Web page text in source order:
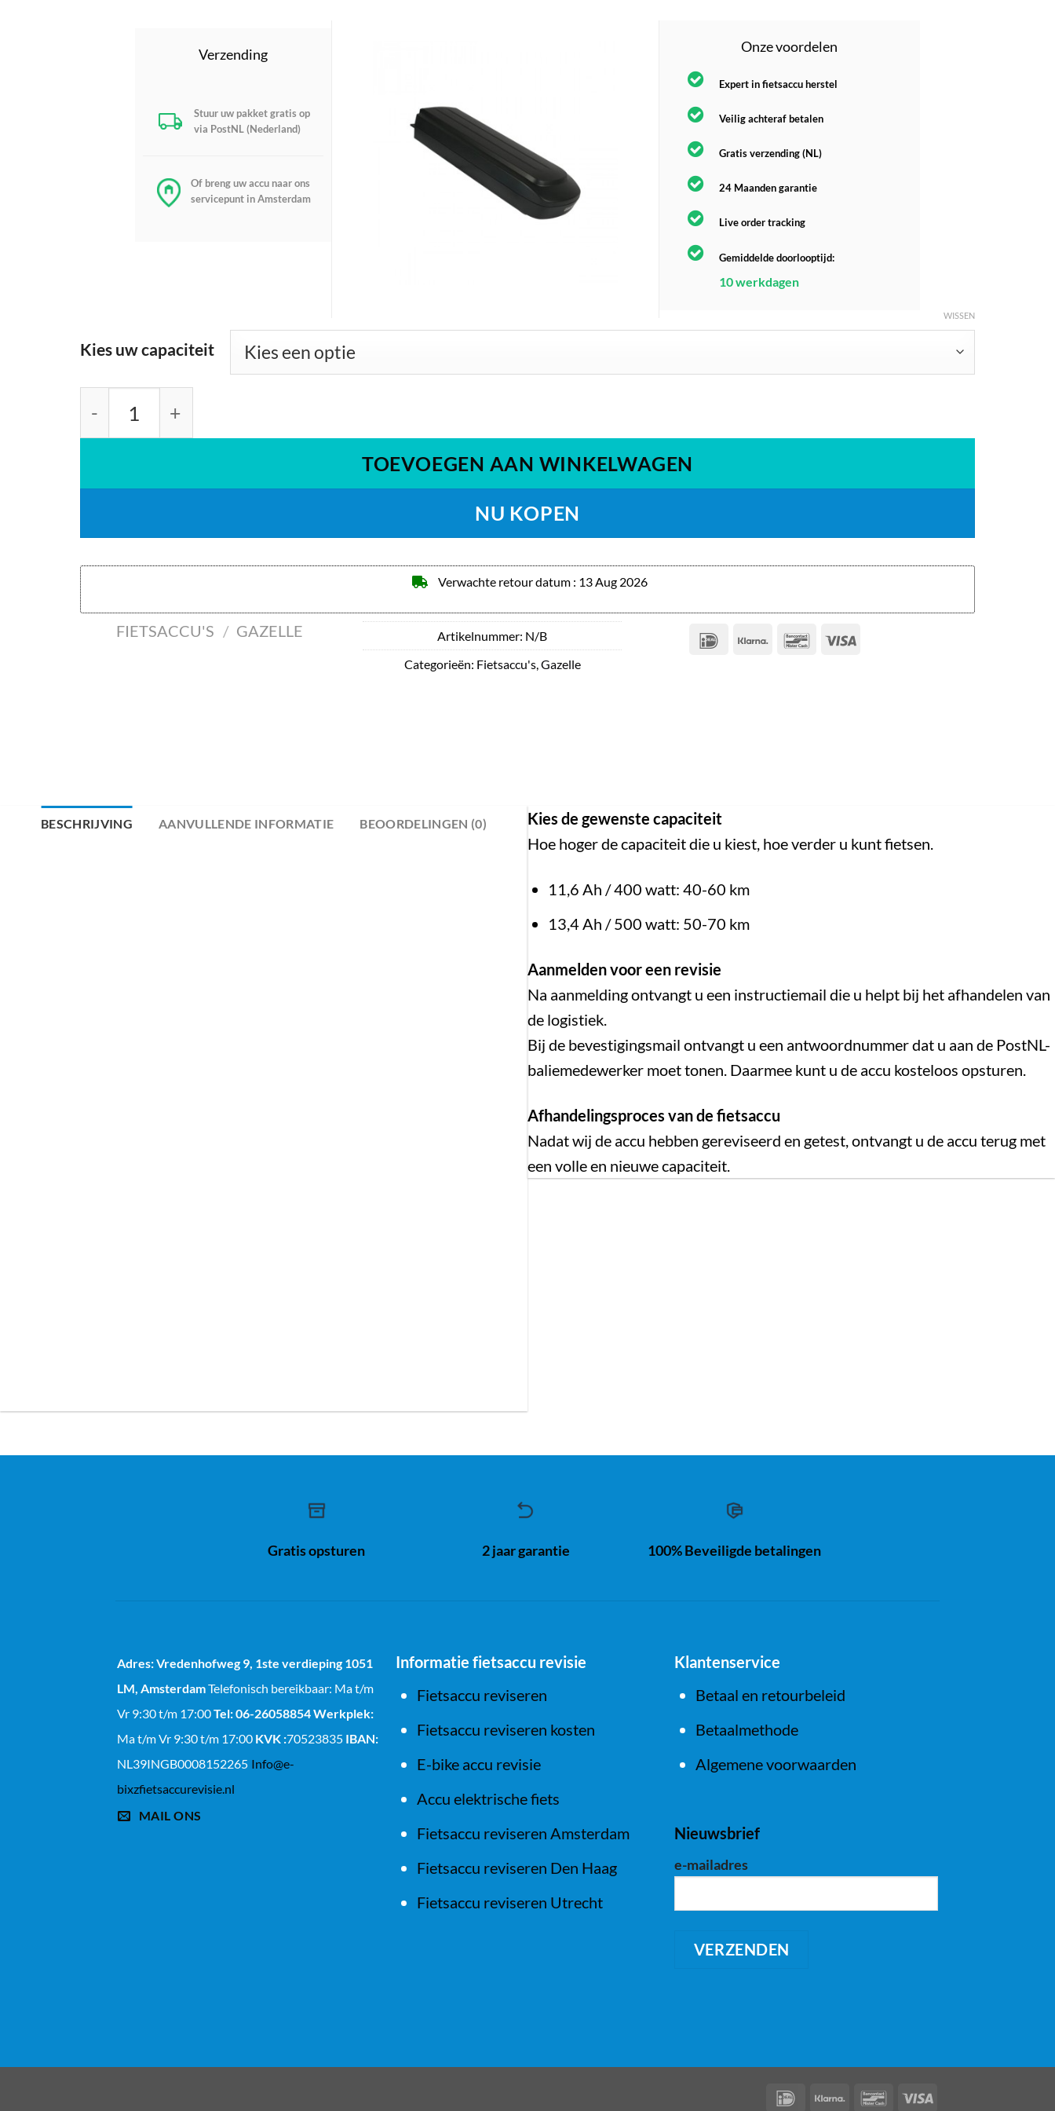
Verzending
Stuur uw pakket gratis op
via PostNL (Nederland)
Of breng uw accu naar ons
servicepunt in Amsterdam
Onze voordelen
Expert in fietsaccu herstel
Veilig achteraf betalen
Gratis verzending (NL)
24 Maanden garantie
Live order tracking
Gemiddelde doorlooptijd:
10 werkdagen
Kies uw capaciteit
WISSEN
TOEVOEGEN AAN WINKELWAGEN
NU KOPEN
Verwachte retour datum : 13 Aug 2026
FIETSACCU'S / GAZELLE Artikelnummer: N/B
Categorieën: Fietsaccu's,Gazelle
BESCHRIJVING AANVULLENDE INFORMATIE BEOORDELINGEN (0)
Kies de gewenste capaciteit
Hoe hoger de capaciteit die u kiest, hoe verder u kunt fietsen.
11,6 Ah / 400 watt: 40-60 km
13,4 Ah / 500 watt: 50-70 km
Aanmelden voor een revisie
Na aanmelding ontvangt u een instructiemail die u helpt bij het afhandelen van
de logistiek.
Bij de bevestigingsmail ontvangt u een antwoordnummer dat u aan de PostNL-
baliemedewerker moet tonen. Daarmee kunt u de accu kosteloos opsturen.
Afhandelingsproces van de fietsaccu
Nadat wij de accu hebben gereviseerd en getest, ontvangt u de accu terug met
een volle en nieuwe capaciteit.
Gratis opsturen 2 jaar garantie 100% Beveiligde betalingen
Adres: Vredenhofweg 9, 1ste verdieping 1051
LM, AmsterdamTelefonisch bereikbaar: Ma t/m
Vr 9:30 t/m 17:00Tel: 06-26058854Werkplek:
Ma t/m Vr 9:30 t/m 17:00 KVK :70523835 IBAN:
NL39INGB0008152265 Info@e-
bixzfietsaccurevisie.nl
MAIL ONS
Informatie fietsaccu revisie
Fietsaccu reviseren
Fietsaccu reviseren kosten
E-bike accu revisie
Accu elektrische fiets
Fietsaccu reviseren Amsterdam
Fietsaccu reviseren Den Haag
Fietsaccu reviseren Utrecht
Klantenservice
Betaal en retourbeleid
Betaalmethode
Algemene voorwaarden
Nieuwsbrief
e-mailadres